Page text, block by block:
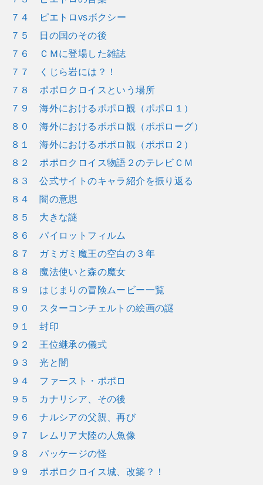
７４ ピエトロvsボクシー
７５ 日の国のその後
７６ ＣＭに登場した雑誌
７７ くじら岩には？！
７８ ポポロクロイスという場所
７９ 海外におけるポポロ観（ポポロ１）
８０ 海外におけるポポロ観（ポポローグ）
８１ 海外におけるポポロ観（ポポロ２）
８２ ポポロクロイス物語２のテレビＣＭ
８３ 公式サイトのキャラ紹介を振り返る
８４ 闇の意思
８５ 大きな謎
８６ パイロットフィルム
８７ ガミガミ魔王の空白の３年
８８ 魔法使いと森の魔女
８９ はじまりの冒険ムービー一覧
９０ スターコンチェルトの絵画の謎
９１ 封印
９２ 王位継承の儀式
９３ 光と闇
９４ ファースト・ポポロ
９５ カナリシア、その後
９６ ナルシアの父親、再び
９７ レムリア大陸の人魚像
９８ パッケージの怪
９９ ポポロクロイス城、改築？！